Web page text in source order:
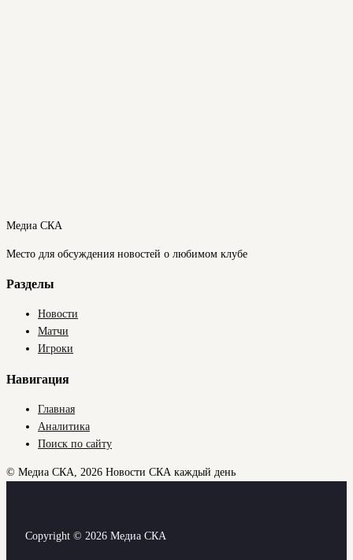
Медиа СКА
Место для обсуждения новостей о любимом клубе
Разделы
Новости
Матчи
Игроки
Навигация
Главная
Аналитика
Поиск по сайту
© Медиа СКА, 2026 Новости СКА каждый день
Copyright © 2026 Медиа СКА